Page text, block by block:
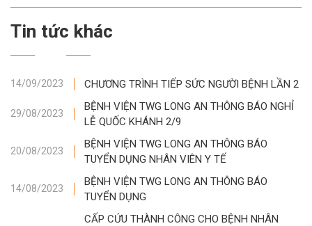
Tin tức khác
14/09/2023 CHƯƠNG TRÌNH TIẾP SỨC NGƯỜI BỆNH LẦN 2
29/08/2023
BỆNH VIỆN TWG LONG AN THÔNG BÁO NGHỈ
LỄ QUỐC KHÁNH 2/9
20/08/2023
BỆNH VIỆN TWG LONG AN THÔNG BÁO
TUYỂN DỤNG NHÂN VIÊN Y TẾ
14/08/2023
BỆNH VIỆN TWG LONG AN THÔNG BÁO
TUYỂN DỤNG
CẤP CỨU THÀNH CÔNG CHO BỆNH NHÂN